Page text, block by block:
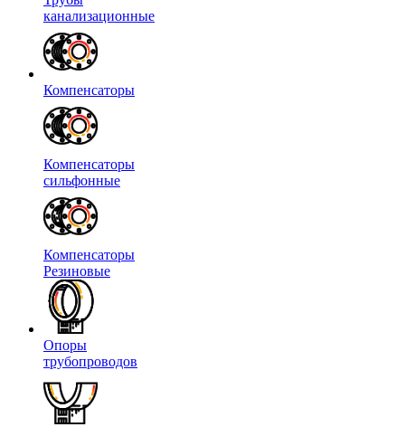
канализационные
Компенсаторы
Компенсаторы
сильфонные
Компенсаторы
Резиновые
Опоры
трубопроводов